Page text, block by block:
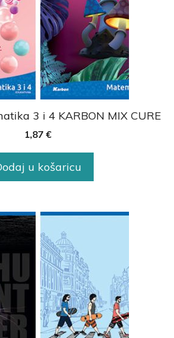
3 i 4 KARBON MIX CURE
1,87 €
u košaricu